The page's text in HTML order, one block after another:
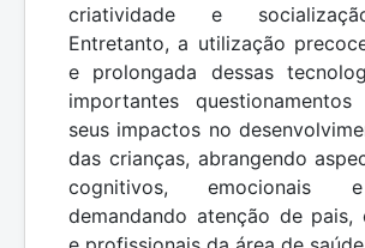
criatividade e
Entretanto, a utilização
e prolongada dessas
importantes
seus impactos no
das crianças, abrangendo
cognitivos, emocionais
demandando atenção de pais,